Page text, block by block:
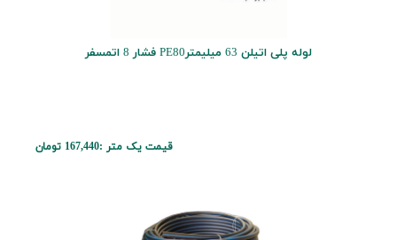
لوله پلی اتیلن 63 میلیمترPE80 فشار 8 اتمسفر
قیمت یک متر :167,440 تومان